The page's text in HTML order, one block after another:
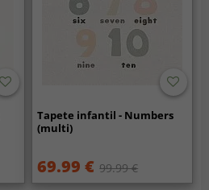
Tapete infantil - Numbers
(multi)
69.99 € 99.99 €